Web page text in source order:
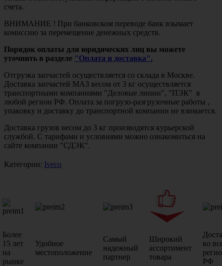
счета.
ВНИМАНИЕ ! При банковском переводе банк взымает
комиссию за перемещение денежных средств.
Порядок оплаты для юридических лиц вы можете
уточнить в разделе "Оплата и доставка".
Отгрузка запчастей осуществляется со склада в Москве.
Доставка запчастей МАЗ весом от 3 кг осуществляется
транспортными компаниями "Деловые линии", "ПЭК" в
любой регион РФ. Оплата за погрузо-разгрузочные работы ,
упаковку и доставку до транспортной компании не взимается.
Доставка грузов весом до 3 кг производятся курьерской
службой. С тарифами и условиями можно ознакомиться на
сайте компании "СДЭК".
Категории: Iveco
Более
15 лет
на
рынке
Удобное
местоположение
Самый
надежный
партнер
Широкий
ассортимент
товара
во
РФ